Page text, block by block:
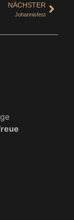
NÄCHSTER
Johannisfest